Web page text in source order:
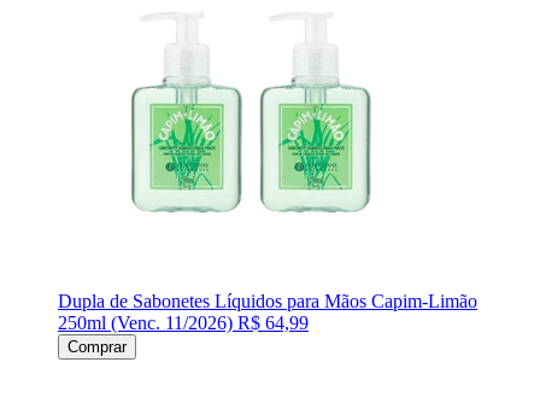
Dupla de Sabonetes Líquidos para Mãos Capim-Limão
250ml (Venc. 11/2026) R$ 64,99
Comprar